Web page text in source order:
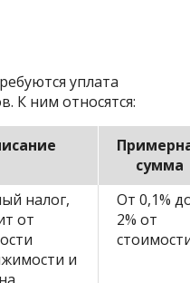
уплата
К ним относятся:
сумма
налог,
от
и
От 0,1%
2% от